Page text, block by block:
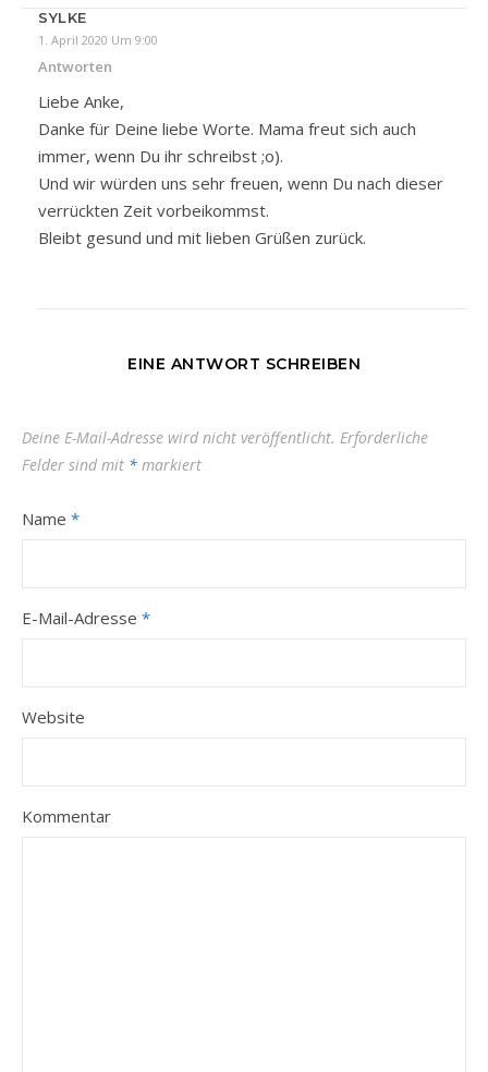
SYLKE
1. April 2020 Um 9:00
Antworten
Liebe Anke,
Danke für Deine liebe Worte. Mama freut sich auch
immer, wenn Du ihr schreibst ;o).
Und wir würden uns sehr freuen, wenn Du nach dieser
verrückten Zeit vorbeikommst.
Bleibt gesund und mit lieben Grüßen zurück.
EINE ANTWORT SCHREIBEN
Deine E-Mail-Adresse wird nicht veröffentlicht. Erforderliche
Felder sind mit * markiert
Name *
E-Mail-Adresse *
Website
Kommentar